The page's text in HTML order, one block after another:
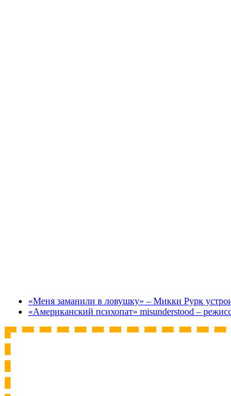
«Меня заманили в ловушку» – Микки Рурк
«Американский психопат» misunderstood –